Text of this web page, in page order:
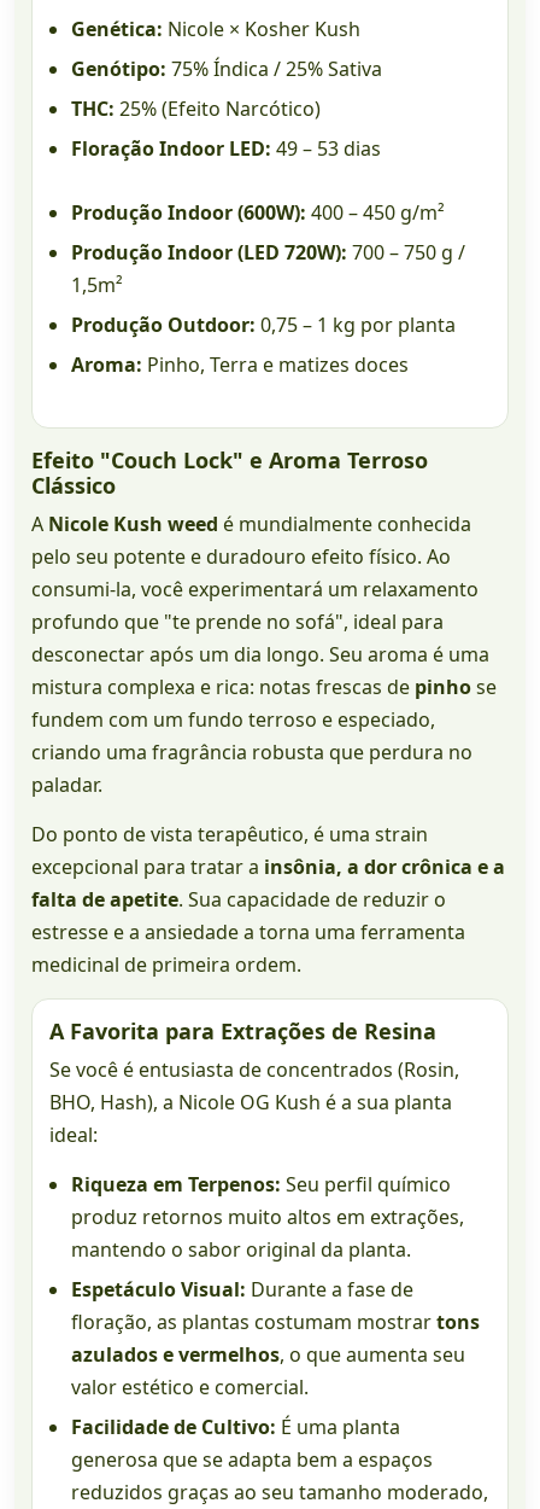
Genética: Nicole × Kosher Kush
Genótipo: 75% Índica / 25% Sativa
THC: 25% (Efeito Narcótico)
Floração Indoor LED: 49 – 53 dias
Produção Indoor (600W): 400 – 450 g/m²
Produção Indoor (LED 720W): 700 – 750 g /
1,5m²
Produção Outdoor: 0,75 – 1 kg por planta
Aroma: Pinho, Terra e matizes doces
Efeito "Couch Lock" e Aroma Terroso
Clássico
A Nicole Kush weed é mundialmente conhecida
pelo seu potente e duradouro efeito físico. Ao
consumi-la, você experimentará um relaxamento
profundo que "te prende no sofá", ideal para
desconectar após um dia longo. Seu aroma é uma
mistura complexa e rica: notas frescas de pinhose
fundem com um fundo terroso e especiado,
criando uma fragrância robusta que perdura no
paladar.
Do ponto de vista terapêutico, é uma strain
excepcional para tratar a insônia, a dor crônica e a
falta de apetite. Sua capacidade de reduzir o
estresse e a ansiedade a torna uma ferramenta
medicinal de primeira ordem.
A Favorita para Extrações de Resina
Se você é entusiasta de concentrados (Rosin,
BHO, Hash), a Nicole OG Kush é a sua planta
ideal:
Riqueza em Terpenos: Seu perfil químico
produz retornos muito altos em extrações,
mantendo o sabor original da planta.
Espetáculo Visual: Durante a fase de
floração, as plantas costumam mostrartons
azulados e vermelhos, o que aumenta seu
valor estético e comercial.
Facilidade de Cultivo: É uma planta
generosa que se adapta bem a espaços
reduzidos graças ao seu tamanho moderado,